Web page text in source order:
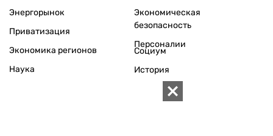
Энергорынок
Приватизация
Экономика регионов
Экономическая
безопасность
Персоналии
Наука
Социум
История
Круг семьи